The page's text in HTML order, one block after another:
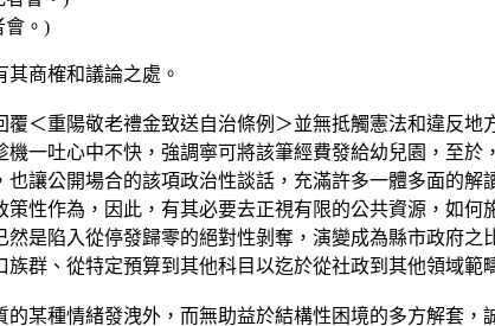
會。)
商榷和議論之處。
＜重陽敬老禮金致送自治條例＞並無抵觸憲法和違反
一吐心中不快，強調寧可將該筆經費發給幼兒園，至
讓公開場合的該項政治性談話，充滿許多一體多面的
性作為，因此，有其必要去正視有限的公共資源，如
是陷入從停發歸零的絕對性剝奪，演變成為縣市政府
群、從特定預算到其他科目以迄於從社政到其他領域範
某種情緒發洩外，而無助益於結構性困境的多方解套